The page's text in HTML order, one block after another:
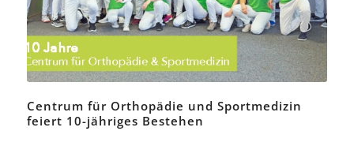
Centrum für Orthopädie und Sportmedizin
feiert 10-jähriges Bestehen